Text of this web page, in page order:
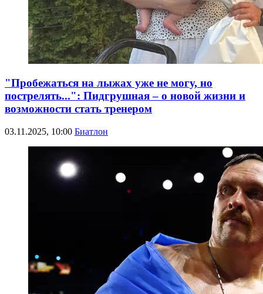
"Пробежаться на лыжах уже не могу, но
пострелять...": Пидгрушная – о новой жизни и
возможности стать тренером
03.11.2025, 10:00 Биатлон